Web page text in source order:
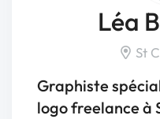
Léa
St
Graphiste
logo freelance à